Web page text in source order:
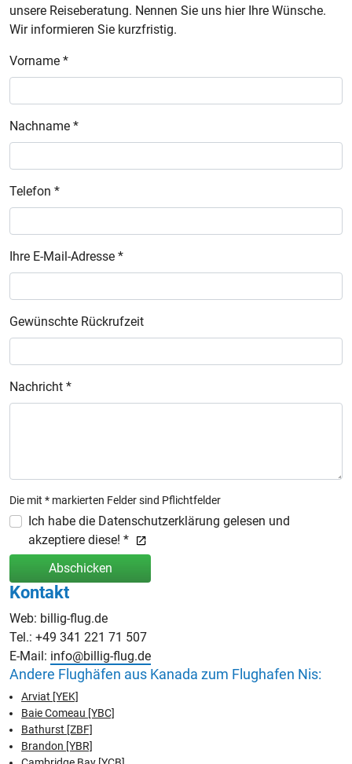
unsere Reiseberatung. Nennen Sie uns hier Ihre Wünsche.
Wir informieren Sie kurzfristig.
Vorname *
Nachname *
Telefon *
Ihre E-Mail-Adresse *
Gewünschte Rückrufzeit
Nachricht *
Die mit * markierten Felder sind Pflichtfelder
Ich habe die Datenschutzerklärung gelesen und
akzeptiere diese! *
Abschicken
Kontakt
Web: billig-flug.de
Tel.: +49 341 221 71 507
E-Mail: info@billig-flug.de
Andere Flughäfen aus Kanada zum Flughafen Nis:
Arviat [YEK]
Baie Comeau [YBC]
Bathurst [ZBF]
Brandon [YBR]